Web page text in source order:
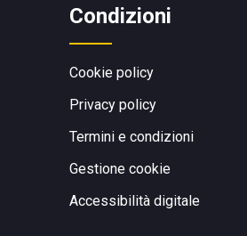
Condizioni
Cookie policy
Privacy policy
Termini e condizioni
Gestione cookie
Accessibilità digitale